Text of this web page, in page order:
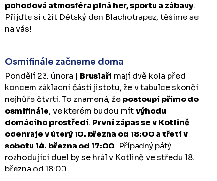
pohodová atmosféra plná her, sportu a zábavy.
Přijďte si užít Dětský den Blachotrapez, těšíme se
na vás!
Osmifinále začneme doma
Pondělí 23. února | Bruslaři mají dvě kola před
koncem základní části jistotu, že v tabulce skončí
nejhůře čtvrtí. To znamená, že postoupí přímo do
osmifinále, ve kterém budou mítvýhodu
domácího prostředí. První zápas se v Kotlině
odehraje v úterý 10. března od 18:00 a třetí v
sobotu 14. března od 17:00. Případný pátý
rozhodující duel by se hrál v Kotlině ve středu 18.
března od 18:00.